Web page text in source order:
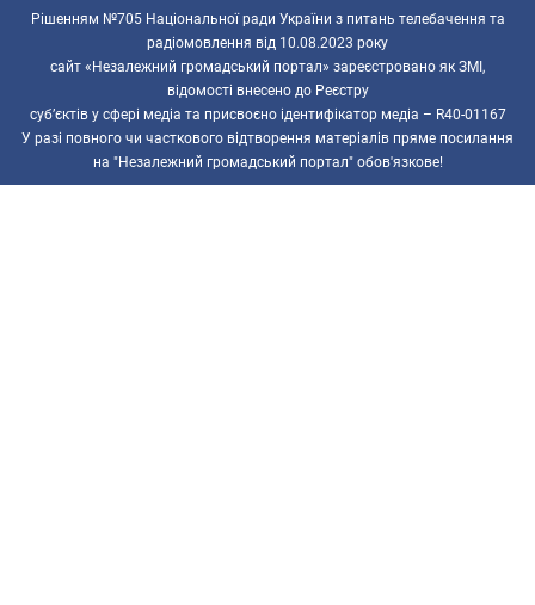
Рішенням №705 Національної ради України з питань телебачення та
радіомовлення від 10.08.2023 року
сайт «Незалежний громадський портал» зареєстровано як ЗМІ,
відомості внесено до Реєстру
суб’єктів у сфері медіа та присвоєно ідентифікатор медіа – R40-01167
У разі повного чи часткового відтворення матеріалів пряме посилання
на "Незалежний громадський портал" обов'язкове!